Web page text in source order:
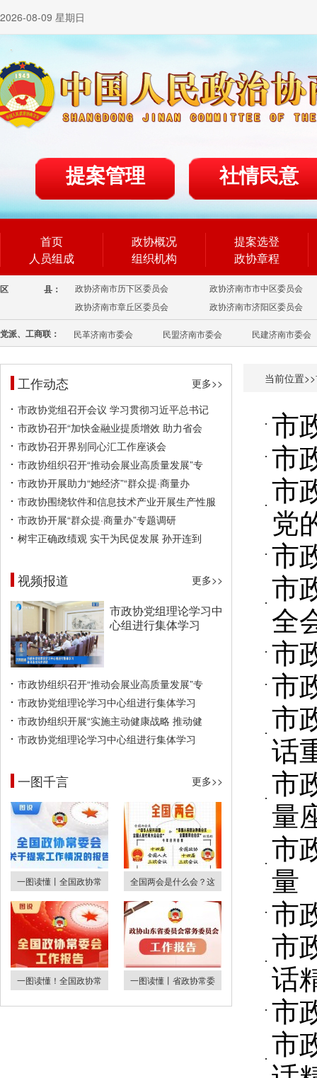
2026-08-09 星期日
提案管理 社情民意
首页
人员组成
政协概况
组织机构
提案选登
政协章程
区 县： 政协济南市历下区委员会
政协济南市市中区委员会
政协济南市章丘区委员会
政协济南市济阳区委员会
党派、工商联： 民革济南市委会 民盟济南市委会 民建济南市委会
工作动态
更多>>
市政协党组召开会议 学习贯彻习近平总书记
市政协召开“加快金融业提质增效 助力省会
市政协召开界别同心汇工作座谈会
市政协组织召开“推动会展业高质量发展”专
市政协开展助力“她经济”“群众提·商量办
市政协围绕软件和信息技术产业开展生产性服
市政协开展“群众提·商量办”专题调研
树牢正确政绩观 实干为民促发展 孙开连到
视频报道 更多>>
市政协党组理论学习中
心组进行集体学习
市政协组织召开“推动会展业高质量发展”专
市政协党组理论学习中心组进行集体学习
市政协组织开展“实施主动健康战略 推动健
市政协党组理论学习中心组进行集体学习
一图千言 更多>>
一图读懂丨全国政协常 全国两会是什么会？这
一图读懂！全国政协常 一图读懂丨省政协常委
当前位置>>
市
市
市
党
市
市
全
市
市
市
话
市
量
市
量
市
市
话
市
市